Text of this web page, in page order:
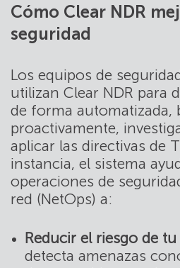
Cómo Clear NDR
seguridad
Los equipos de
utilizan Clear NDR para
de forma automatizada,
proactivamente,
aplicar las directivas de
instancia, el sistema
operaciones de
red (NetOps) a:
Reducir el riesgo de
detecta amenazas